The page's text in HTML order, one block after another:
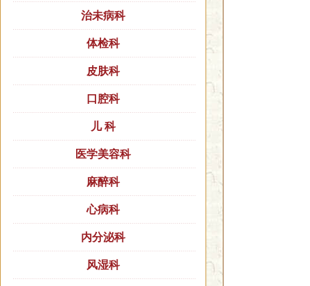
治未病科
体检科
皮肤科
口腔科
儿 科
医学美容科
麻醉科
心病科
内分泌科
风湿科